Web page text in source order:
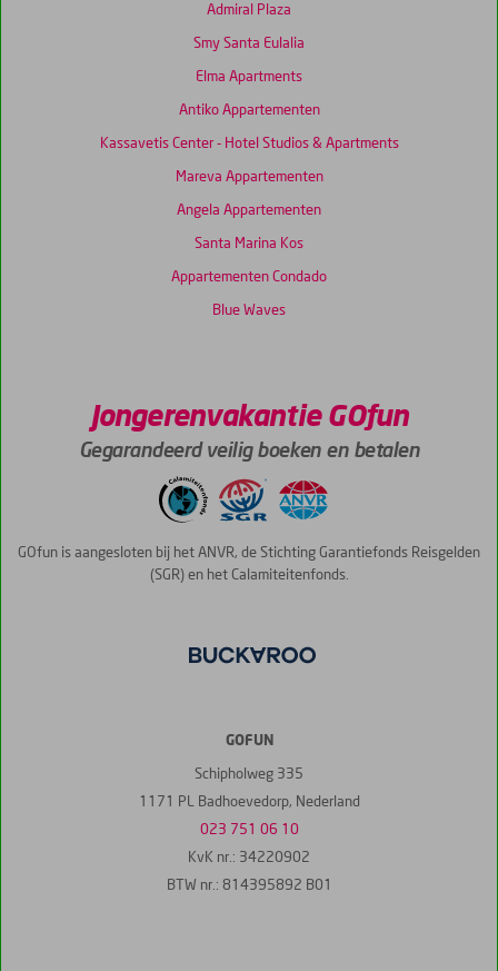
Admiral Plaza
Smy Santa Eulalia
Elma Apartments
Antiko Appartementen
Kassavetis Center - Hotel Studios & Apartments
Mareva Appartementen
Angela Appartementen
Santa Marina Kos
Appartementen Condado
Blue Waves
Jongerenvakantie GOfun
Gegarandeerd veilig boeken en betalen
GOfun is aangesloten bij het ANVR, de Stichting Garantiefonds Reisgelden
(SGR) en het Calamiteitenfonds.
GOFUN
Schipholweg 335
1171 PL Badhoevedorp, Nederland
023 751 06 10
KvK nr.: 34220902
BTW nr.: 814395892 B01